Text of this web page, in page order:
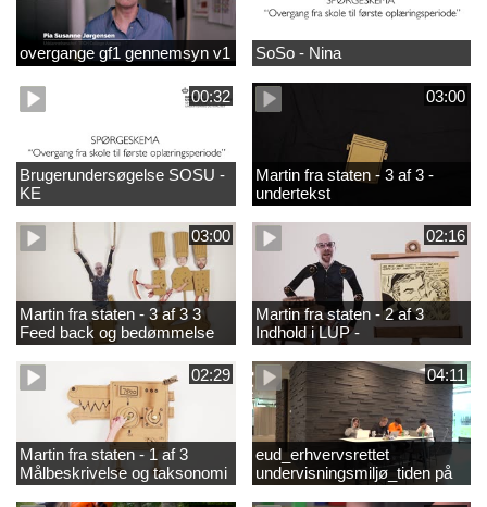
overgange gf1 gennemsyn v1 SoSo - Nina
00:32
Brugerundersøgelse SOSU -
KE
03:00
Martin fra staten - 3 af 3 -
undertekst
03:00
Martin fra staten - 3 af 3 3
Feed back og bedømmelse
02:16
Martin fra staten - 2 af 3
Indhold i LUP -
helhedsorientering og
differentiering
02:29
Martin fra staten - 1 af 3
Målbeskrivelse og taksonomi
04:11
eud_erhvervsrettet
undervisningsmiljø_tiden på
skolen_2